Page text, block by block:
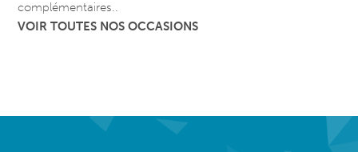
complémentaires..
VOIR TOUTES NOS OCCASIONS